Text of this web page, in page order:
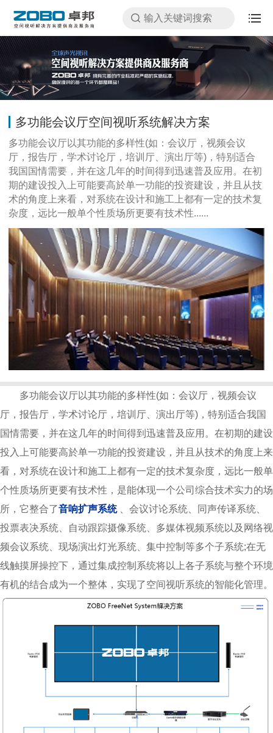
多功能会议厅空间视听系统解决方案
多功能会议厅以其功能的多样性(如：会议厅，视频会议
厅，报告厅，学术讨论厅，培训厅、演出厅等)，特别适合
我国国情需要，并在这几年的时间得到迅速普及应用。在初
期的建设投入上可能要高於单一功能的投资建设，并且从技
术的角度上来看，对系统在设计和施工上都有一定的技术复
杂度，远比一般单个性质场所更要有技术性......
多功能会议厅以其功能的多样性(如：会议厅，视频会议
厅，报告厅，学术讨论厅，培训厅、演出厅等)，特别适合我国
国情需要，并在这几年的时间得到迅速普及应用。在初期的建设
投入上可能要高於单一功能的投资建设，并且从技术的角度上来
看，对系统在设计和施工上都有一定的技术复杂度，远比一般单
个性质场所更要有技术性，是能体现一个公司综合技术实力的场
所，它整合了音响扩声系统
、会议讨论系统、同声传译系统、
投票表决系统、自动跟踪摄像系统、多媒体视频系统以及网络视
频会议系统、现场演出灯光系统、集中控制等多个子系统;在无
线触摸屏操控下，通过集成控制系统将以上各子系统与整个环境
有机的结合成为一个整体，实现了空间视听系统的智能化管理。